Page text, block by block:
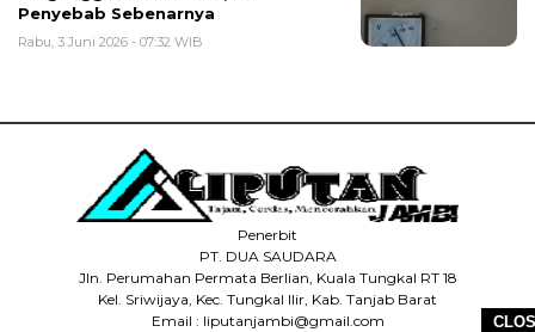
Penyebab Sebenarnya
Rabu, 3 Juni 2026 - 07:32 WIB
Penerbit
PT. DUA SAUDARA
Jln. Perumahan Permata Berlian, Kuala Tungkal RT 18
Kel. Sriwijaya, Kec. Tungkal Ilir, Kab. Tanjab Barat
Email : liputanjambi@gmail.com